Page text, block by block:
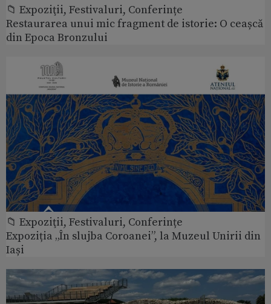
📁 Expoziţii, Festivaluri, Conferințe
Restaurarea unui mic fragment de istorie: O ceașcă
din Epoca Bronzului
📁 Expoziţii, Festivaluri, Conferințe
Expoziția „În slujba Coroanei”, la Muzeul Unirii din
Iași